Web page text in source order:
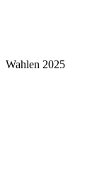
Wahlen 2025